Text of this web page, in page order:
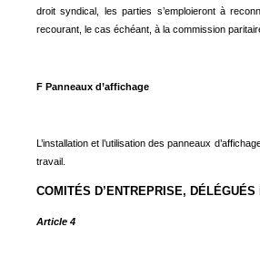
droit syndical, les parties s’emploieront à
recourant, le cas échéant, à la commission
F Panneaux d’affichage
L’installation et l’utilisation des panneaux
travail.
COMITÉS D’ENTREPRISE,
Article 4